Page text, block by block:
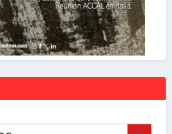
BOTÓN DE